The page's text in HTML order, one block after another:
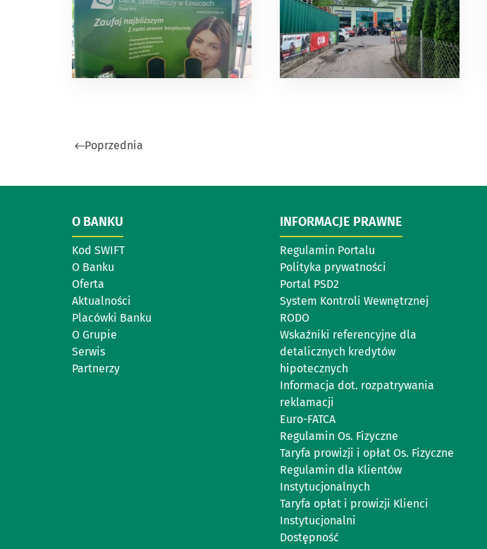
Poprzednia
O BANKU
Kod SWIFT
O Banku
Oferta
Aktualności
Placówki Banku
O Grupie
Serwis
Partnerzy
INFORMACJE PRAWNE
Regulamin Portalu
Polityka prywatności
Portal PSD2
System Kontroli Wewnętrznej
RODO
Wskaźniki referencyjne dla
detalicznych kredytów
hipotecznych
Informacja dot. rozpatrywania
reklamacji
Euro-FATCA
Regulamin Os. Fizyczne
Taryfa prowizji i opłat Os. Fizyczne
Regulamin dla Klientów
Instytucjonalnych
Taryfa opłat i prowizji Klienci
Instytucjonalni
Dostępność